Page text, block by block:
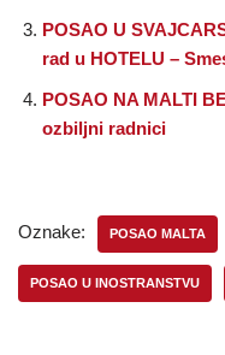
POSAO U
rad u HOTELU –
POSAO NA MALTI
ozbiljni radnici
Oznake: POSAO MALTA
POSAO U INOSTRANSTVU